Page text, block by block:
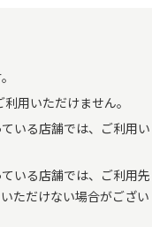
用いただけません。
いる店舗では、ご利用い
いる店舗では、ご利用先
ただけない場合がござい